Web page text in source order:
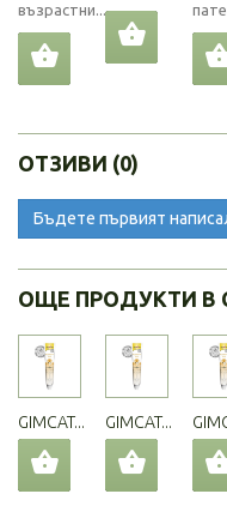
възрастни...
ОТЗИВИ (0)
Бъдете първият
ОЩЕ ПРОДУКТИ В
GIMCAT... GIMCAT...